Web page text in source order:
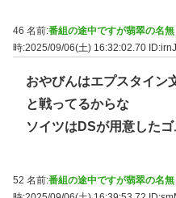
46 名前:番組の途中ですが翡翠の名
時:2025/09/06(土) 16:32:02.70
おやびんはエプスタイン
と戦ってるからな
ソイツはDSが用意したゴ
52 名前:番組の途中ですが翡翠の名